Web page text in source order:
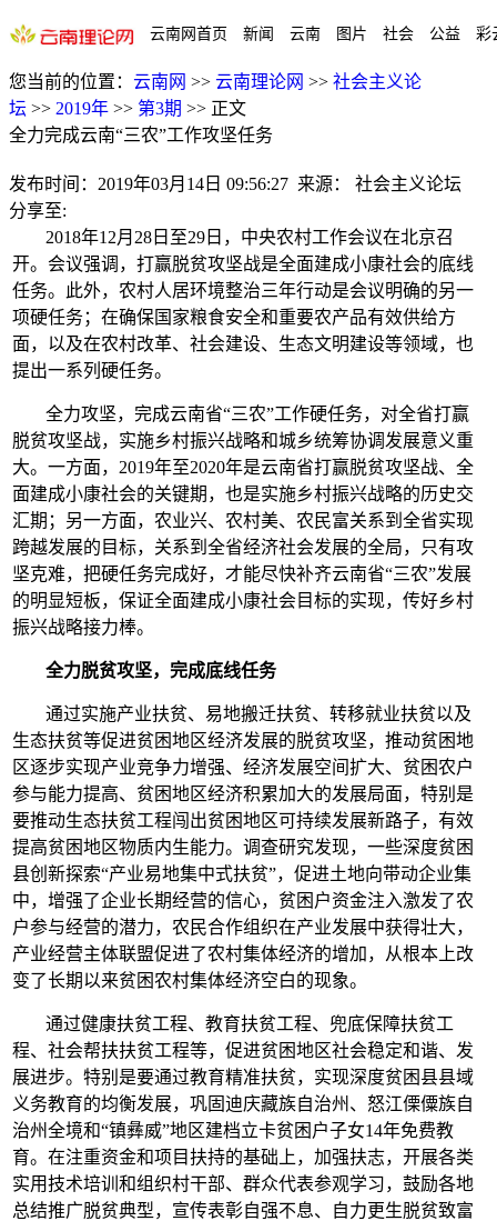
云南网首页 新闻 云南 图片 社会 公益 彩
您当前的位置： 云南网 >> 云南理论网 >> 社会主义论
坛 >> 2019年 >> 第3期 >> 正文
全力完成云南“三农”工作攻坚任务
发布时间： 2019年03月14日 09:56:27 来源：
社会主义论坛
分享至:
2018年12月28日至29日，中央农村工作会议在北京召
开。会议强调，打赢脱贫攻坚战是全面建成小康社会的底线
任务。此外，农村人居环境整治三年行动是会议明确的另一
项硬任务；在确保国家粮食安全和重要农产品有效供给方
面，以及在农村改革、社会建设、生态文明建设等领域，也
提出一系列硬任务。
全力攻坚，完成云南省“三农”工作硬任务，对全省打赢
脱贫攻坚战，实施乡村振兴战略和城乡统筹协调发展意义重
大。一方面，2019年至2020年是云南省打赢脱贫攻坚战、全
面建成小康社会的关键期，也是实施乡村振兴战略的历史交
汇期；另一方面，农业兴、农村美、农民富关系到全省实现
跨越发展的目标，关系到全省经济社会发展的全局，只有攻
坚克难，把硬任务完成好，才能尽快补齐云南省“三农”发展
的明显短板，保证全面建成小康社会目标的实现，传好乡村
振兴战略接力棒。
全力脱贫攻坚，完成底线任务
通过实施产业扶贫、易地搬迁扶贫、转移就业扶贫以及
生态扶贫等促进贫困地区经济发展的脱贫攻坚，推动贫困地
区逐步实现产业竞争力增强、经济发展空间扩大、贫困农户
参与能力提高、贫困地区经济积累加大的发展局面，特别是
要推动生态扶贫工程闯出贫困地区可持续发展新路子，有效
提高贫困地区物质内生能力。调查研究发现，一些深度贫困
县创新探索“产业易地集中式扶贫”，促进土地向带动企业集
中，增强了企业长期经营的信心，贫困户资金注入激发了农
户参与经营的潜力，农民合作组织在产业发展中获得壮大，
产业经营主体联盟促进了农村集体经济的增加，从根本上改
变了长期以来贫困农村集体经济空白的现象。
通过健康扶贫工程、教育扶贫工程、兜底保障扶贫工
程、社会帮扶扶贫工程等，促进贫困地区社会稳定和谐、发
展进步。特别是要通过教育精准扶贫，实现深度贫困县县域
义务教育的均衡发展，巩固迪庆藏族自治州、怒江傈僳族自
治州全境和“镇彝威”地区建档立卡贫困户子女14年免费教
育。在注重资金和项目扶持的基础上，加强扶志，开展各类
实用技术培训和组织村干部、群众代表参观学习，鼓励各地
总结推广脱贫典型，宣传表彰自强不息、自力更生脱贫致富